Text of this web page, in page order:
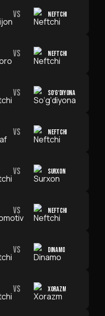
VS NEFTCHI
VS NEFTCHI
VS SO‘G‘DIYONA
VS NEFTCHI
VS SURXON
VS NEFTCHI
VS DINAMO
VS XORAZM